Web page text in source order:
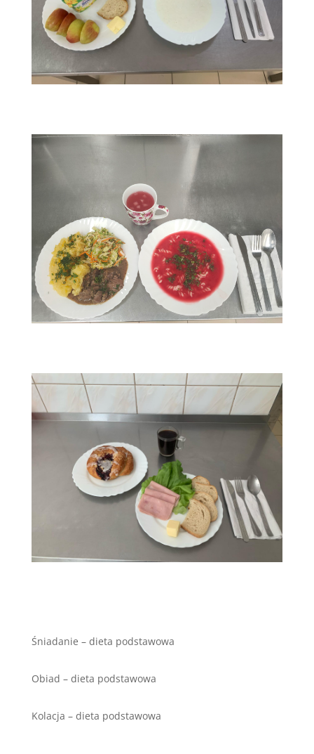
Śniadanie – dieta podstawowa
Obiad – dieta podstawowa
Kolacja – dieta podstawowa